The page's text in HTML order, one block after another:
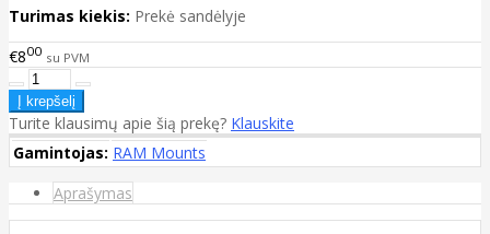
Turimas kiekis: Prekė sandėlyje
€800 su PVM
Turite klausimų apie šią prekę? Klauskite
Gamintojas: RAM Mounts
Aprašymas